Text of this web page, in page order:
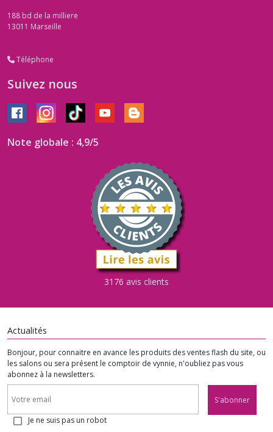
188 bd de la milliere
13011 Marseille
Téléphone
Suivez nous
Note globale : 4,9/5
3176 avis clients
Actualités
Bonjour, pour connaitre en avance les produits des ventes flash du site, ou
les salons ou sera présent le comptoir de vynnie, n'oubliez pas vous
abonnez à la newsletters.
S'abonner
Je ne suis pas un robot